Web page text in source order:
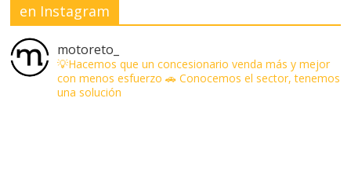
en Instagram
motoreto_
💡Hacemos que un concesionario venda más y mejor
con menos esfuerzo 🚗 Conocemos el sector, tenemos
una solución